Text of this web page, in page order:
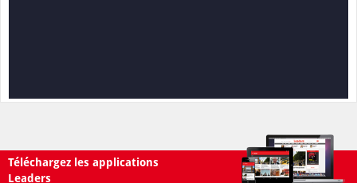
Téléchargez les applications
Leaders